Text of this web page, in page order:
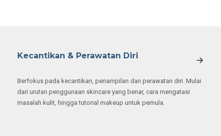
Kecantikan & Perawatan Diri
Berfokus pada kecantikan, penampilan dan perawatan diri. Mulai
dari urutan penggunaan skincare yang benar, cara mengatasi
masalah kulit, hingga tutorial makeup untuk pemula.